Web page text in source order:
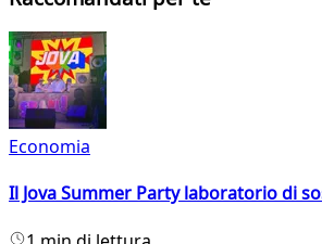
Economia
Il Jova Summer Party laboratorio di